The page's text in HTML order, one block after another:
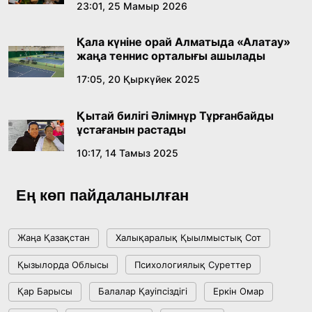
Абайдың адам тәрбиесі туралы
18:59, 20 Шілде 2026
Жасанды интеллект: адамзаттың көмекшісі
18:16, 20 Шілде 2026
жетістіктері мен даму бағыты
Мемлекет басшысы Көбейтұз көлінің жай-
күйіне назар аударды
18:22, 17 Шілде 2026
23:01, 25 Мамыр 2026
Қала күніне орай Алматыда «Алатау»
жаңа теннис орталығы ашылады
17:05, 20 Қыркүйек 2025
Қытай билігі Әлімнұр Тұрғанбайды
ұстағанын растады
10:17, 14 Тамыз 2025
Ең көп пайдаланылған
Жаңа Қазақстан Халықаралық Қыылмыстық Сот
Қызылорда Облысы Психологиялық Суреттер
Қар Барысы Балалар Қауіпсіздігі Еркін Омар